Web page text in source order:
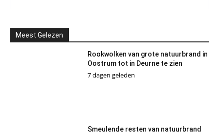
Meest Gelezen
Rookwolken van grote natuurbrand in
Oostrum tot in Deurne te zien
7 dagen geleden
Smeulende resten van natuurbrand